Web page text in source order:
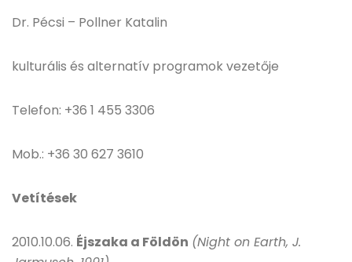
Dr. Pécsi – Pollner Katalin
kulturális és alternatív programok vezetője
Telefon: +36 1 455 3306
Mob.: +36 30 627 3610
Vetítések
2010.10.06. Éjszaka a Földön (Night on Earth, J.